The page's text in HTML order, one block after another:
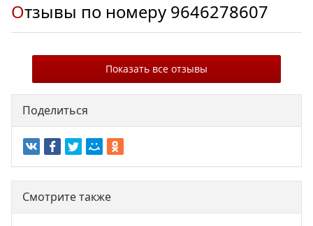
Отзывы по номеру 9646278607
Показать все отзывы
Поделиться
Смотрите также